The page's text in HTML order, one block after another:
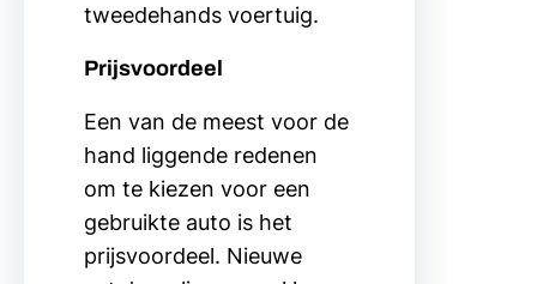
tweedehands voertuig.
Prijsvoordeel
Een van de meest voor de
hand liggende redenen
om te kiezen voor een
gebruikte auto is het
prijsvoordeel. Nieuwe